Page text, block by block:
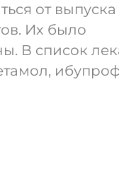
от выпуска
Их было
В список